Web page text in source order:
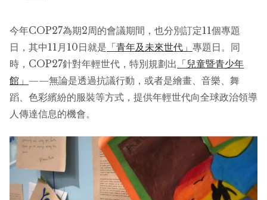
今年COP27為期2周的會議期間，也分別訂定11個專題
日，其中11月10日就是 「青年及未來世代」 專題日。同
時，COP27針對年輕世代，特別規劃出 「兒童暨青少年
館」 ——無論是透過抗議行動，或者是繪畫、音樂、舞
蹈、色彩繽紛的服裝等方式，提供年輕世代向全球政治領導
人傳達信息的機會。